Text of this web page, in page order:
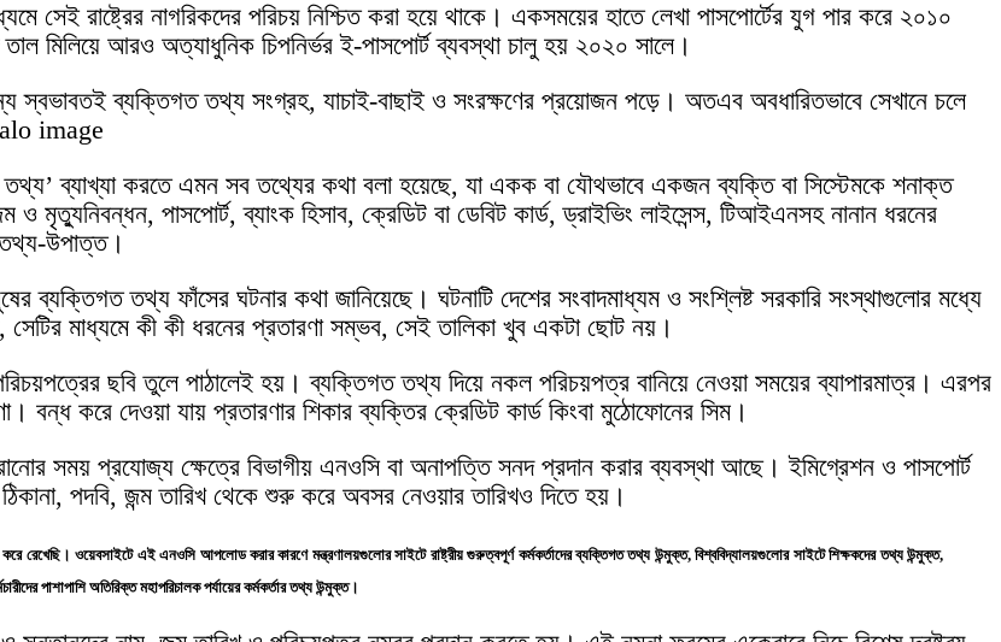
সেই রাষ্ট্রের নাগরিকদের পরিচয় নিশ্চিত করা হয়ে থাকে। একসময়ের হাতে লেখা পাসপোর্টের যুগ পার করে ২০১০
মিলিয়ে আরও অত্যাধুনিক চিপনির্ভর ই-পাসপোর্ট ব্যবস্থা চালু হয় ২০২০ সালে।
স্বভাবতই ব্যক্তিগত তথ্য সংগ্রহ, যাচাই-বাছাই ও সংরক্ষণের প্রয়োজন পড়ে। অতএব অবধারিতভাবে সেখানে চলে
ব্যাখ্যা করতে এমন সব তথ্যের কথা বলা হয়েছে, যা একক বা যৌথভাবে একজন ব্যক্তি বা সিস্টেমকে শনাক্ত
ও মৃত্যুনিবন্ধন, পাসপোর্ট, ব্যাংক হিসাব, ক্রেডিট বা ডেবিট কার্ড, ড্রাইভিং লাইসেন্স, টিআইএনসহ নানান ধরনের
তথ্য-উপাত্ত।
ব্যক্তিগত তথ্য ফাঁসের ঘটনার কথা জানিয়েছে। ঘটনাটি দেশের সংবাদমাধ্যম ও সংশ্লিষ্ট সরকারি সংস্থাগুলোর মধ্যে
মাধ্যমে কী কী ধরনের প্রতারণা সম্ভব, সেই তালিকা খুব একটা ছোট নয়।
ছবি তুলে পাঠালেই হয়। ব্যক্তিগত তথ্য দিয়ে নকল পরিচয়পত্র বানিয়ে নেওয়া সময়ের ব্যাপারমাত্র। এরপর
বন্ধ করে দেওয়া যায় প্রতারণার শিকার ব্যক্তির ক্রেডিট কার্ড কিংবা মুঠোফোনের সিম।
সময় প্রযোজ্য ক্ষেত্রে বিভাগীয় এনওসি বা অনাপত্তি সনদ প্রদান করার ব্যবস্থা আছে। ইমিগ্রেশন ও পাসপোর্ট
পদবি, জন্ম তারিখ থেকে শুরু করে অবসর নেওয়ার তারিখও দিতে হয়।
ওয়েবসাইটে এই এনওসি আপলোড করার কারণে মন্ত্রণালয়গুলোর সাইটে রাষ্ট্রীয় গুরুত্বপূর্ণ কর্মকর্তাদের ব্যক্তিগত তথ্য উন্মুক্ত, বিশ্ববিদ্যালয়গুলোর সাইটে শিক্ষকদের তথ্য উন্মুক্ত,
পাশাপাশি অতিরিক্ত মহাপরিচালক পর্যায়ের কর্মকর্তার তথ্য উন্মুক্ত।